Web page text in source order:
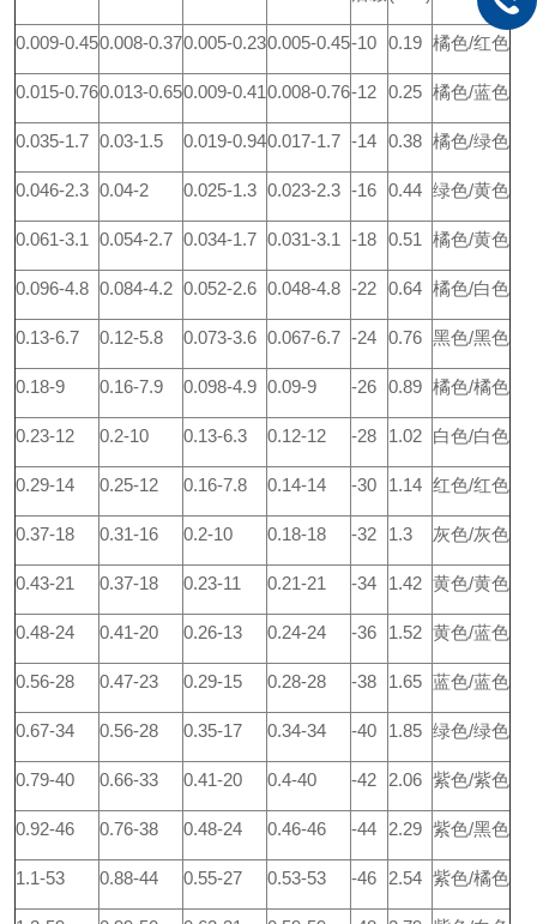
0.009-0.450.008-0.370.005-0.230.005-0.45-10 0.19 橘色/红色
0.015-0.760.013-0.650.009-0.410.008-0.76-12 0.25 橘色/蓝色
0.035-1.7 0.03-1.5 0.019-0.940.017-1.7 -14 0.38 橘色/绿色
0.046-2.3 0.04-2 0.025-1.3 0.023-2.3 -16 0.44 绿色/黄色
0.061-3.1 0.054-2.7 0.034-1.7 0.031-3.1 -18 0.51 橘色/黄色
0.096-4.8 0.084-4.2 0.052-2.6 0.048-4.8 -22 0.64 橘色/白色
0.13-6.7 0.12-5.8 0.073-3.6 0.067-6.7 -24 0.76 黑色/黑色
0.18-9 0.16-7.9 0.098-4.9 0.09-9 -26 0.89 橘色/橘色
0.23-12 0.2-10 0.13-6.3 0.12-12 -28 1.02 白色/白色
0.29-14 0.25-12 0.16-7.8 0.14-14 -30 1.14 红色/红色
0.37-18 0.31-16 0.2-10 0.18-18 -32 1.3 灰色/灰色
0.43-21 0.37-18 0.23-11 0.21-21 -34 1.42 黄色/黄色
0.48-24 0.41-20 0.26-13 0.24-24 -36 1.52 黄色/蓝色
0.56-28 0.47-23 0.29-15 0.28-28 -38 1.65 蓝色/蓝色
0.67-34 0.56-28 0.35-17 0.34-34 -40 1.85 绿色/绿色
0.79-40 0.66-33 0.41-20 0.4-40 -42 2.06 紫色/紫色
0.92-46 0.76-38 0.48-24 0.46-46 -44 2.29 紫色/黑色
1.1-53 0.88-44 0.55-27 0.53-53 -46 2.54 紫色/橘色